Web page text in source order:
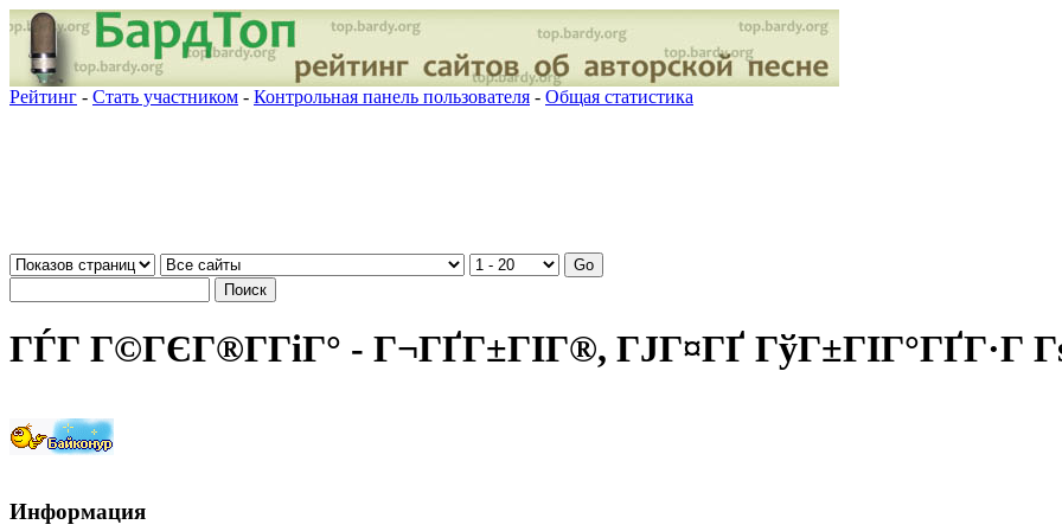
Рейтинг - Стать участником - Контрольная панель пользователя - Общая статистика
ГЃГ Г©ГЄГ®Г­ГіГ° - Г¬ГҐГ±ГІГ®, ГЈГ¤ГҐ ГўГ±ГІГ°ГҐГ·Г
Информация